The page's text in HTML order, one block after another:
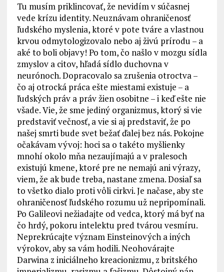
Tu musím priklincovať, že nevidím v súčasnej
vede krízu identity. Neuznávam ohraničenosť
ľudského myslenia, ktoré v pote tváre a vlastnou
krvou odmytologizovalo nebo aj živú prírodu – a
aké to boli objavy! Po tom, čo našlo v mozgu sídla
zmyslov a citov, hľadá sídlo duchovna v
neurónoch. Dopracovalo sa zrušenia otroctva –
čo aj otrocká práca ešte miestami existuje – a
ľudských práv a práv žien osobitne – i keď ešte nie
všade. Vie, že sme jediný organizmus, ktorý si vie
predstaviť večnosť, a vie si aj predstaviť, že po
našej smrti bude svet bežať ďalej bez nás. Pokojne
očakávam vývoj: hoci sa o takéto myšlienky
mnohí okolo mňa nezaujímajú a v pralesoch
existujú kmene, ktoré pre ne nemajú ani výrazy,
viem, že ak bude treba, nastane zmena. Dosiaľ sa
to všetko dialo proti vôli cirkvi. Je načase, aby ste
ohraničenosť ľudského rozumu už nepripomínali.
Po Galileovi nežiadajte od vedca, ktorý má byť na
čo hrdý, pokoru intelektu pred tvárou vesmíru.
Neprekrúcajte význam Einsteinových a iných
výrokov, aby sa vám hodili. Neohovárajte
Darwina z iniciálneho kreacionizmu, z britského